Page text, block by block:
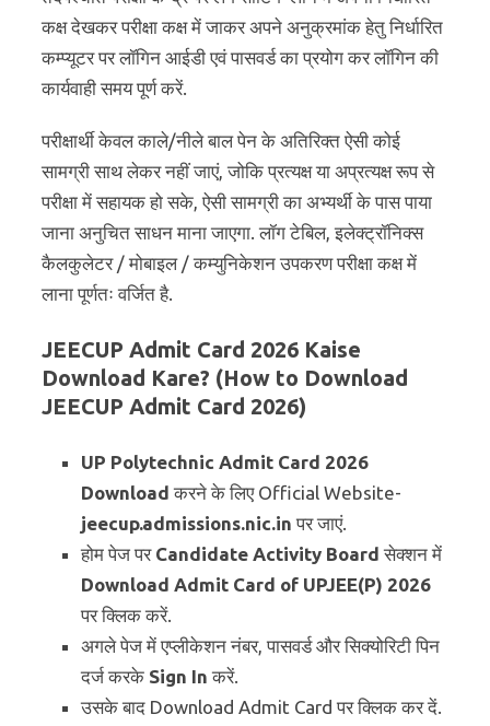
कक्ष देखकर परीक्षा कक्ष में जाकर अपने अनुक्रमांक हेतु निर्धारित
कम्प्यूटर पर लॉगिन आईडी एवं पासवर्ड का प्रयोग कर लॉगिन की
कार्यवाही समय पूर्ण करें.
परीक्षार्थी केवल काले/नीले बाल पेन के अतिरिक्त ऐसी कोई
सामग्री साथ लेकर नहीं जाएं, जोकि प्रत्यक्ष या अप्रत्यक्ष रूप से
परीक्षा में सहायक हो सके, ऐसी सामग्री का अभ्यर्थी के पास पाया
जाना अनुचित साधन माना जाएगा. लॉग टेबिल, इलेक्ट्रॉनिक्स
कैलकुलेटर / मोबाइल / कम्युनिकेशन उपकरण परीक्षा कक्ष में
लाना पूर्णतः वर्जित है.
JEECUP Admit Card 2026 Kaise
Download Kare? (How to Download
JEECUP Admit Card 2026)
UP Polytechnic Admit Card 2026
Download करने के लिए Official Website-
jeecup.admissions.nic.in पर जाएं.
होम पेज पर Candidate Activity Board सेक्शन में
Download Admit Card of UPJEE(P) 2026
पर क्लिक करें.
अगले पेज में एप्लीकेशन नंबर, पासवर्ड और सिक्योरिटी पिन
दर्ज करके Sign In करें.
उसके बाद Download Admit Card पर क्लिक कर दें.